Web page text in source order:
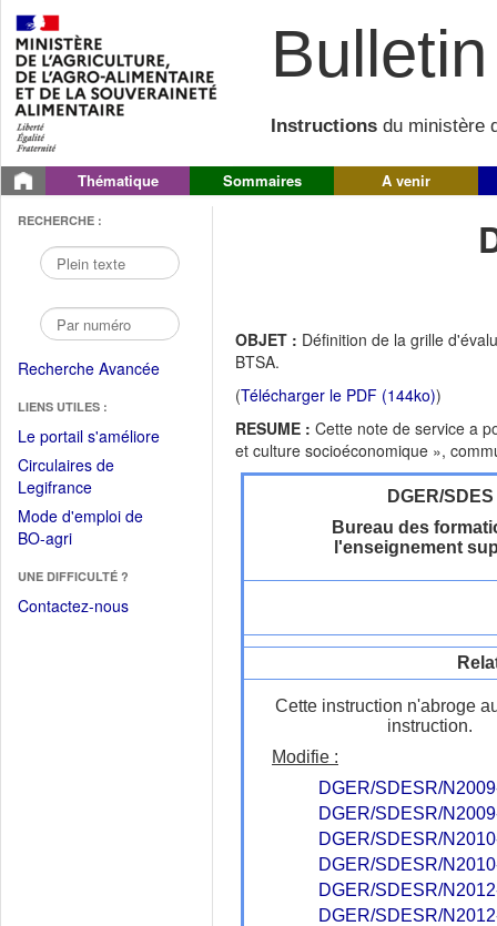
Instructions du ministère
Thématique Sommaires A venir
RECHERCHE :
Recherche Avancée
LIENS UTILES :
Le portail s'améliore(Fichier
Circulaires de
Legifrance(Ouvrir
dans
une
fenêtre)
Mode d'emploi de
BO-agri(Ouvrir
une
nouvelle
UNE DIFFICULTÉ ?
Contactez-nous
OBJET : Définition de la grille
BTSA.
(Télécharger le PDF (144ko))
RESUME : Cette note de service a
et culture socioéconomique »,
DGER/SDES
Bureau des
l'enseignement
Cette instruction n'abroge
instruction.
Modifie :
DGER/SDESR/
DGER/SDESR/
DGER/SDESR/
DGER/SDESR/
DGER/SDESR/
DGER/SDESR/